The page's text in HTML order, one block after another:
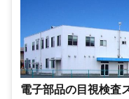
電子部品の目視検査